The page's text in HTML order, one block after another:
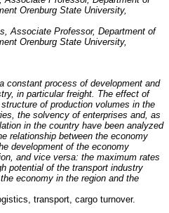
Orenburg State University,
Associate Professor, Department of
Orenburg State University,
constant process of development and
in particular freight. The effect of
of production volumes in the
the solvency of enterprises and, as
in the country have been analyzed
relationship between the economy
development of the economy
and vice versa: the maximum rates
potential of the transport industry
economy in the region and the
transport, cargo turnover.